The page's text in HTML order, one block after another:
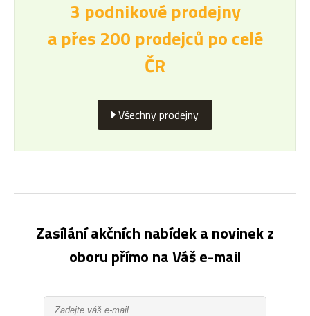
3 podnikové prodejny
a přes 200 prodejců po celé
ČR
Všechny prodejny
Zasílání akčních nabídek a novinek z
oboru přímo na Váš e-mail